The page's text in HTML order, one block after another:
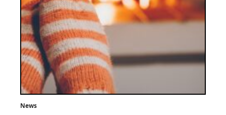
News